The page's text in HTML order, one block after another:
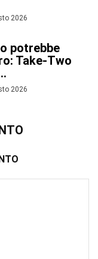
2026
potrebbe
Take-Two
2026